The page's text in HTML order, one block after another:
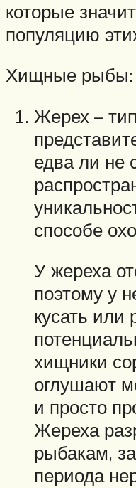
которые
популяцию
Хищные рыбы:
Жерех –
едва ли не
способе
У жереха
поэтому у
кусать или
хищники
оглушают
и просто
Жереха
рыбакам,
периода